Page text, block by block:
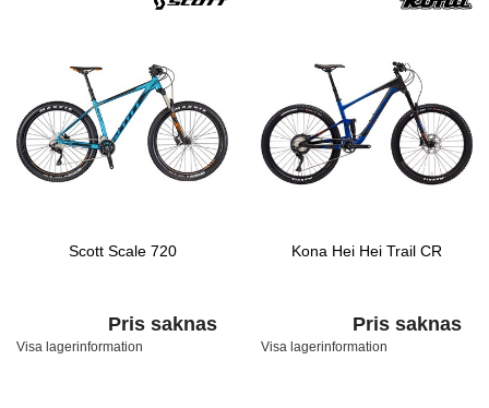
Scott Scale 720
Pris saknas
Visa lagerinformation
Kona Hei Hei Trail CR
Pris saknas
Visa lagerinformation